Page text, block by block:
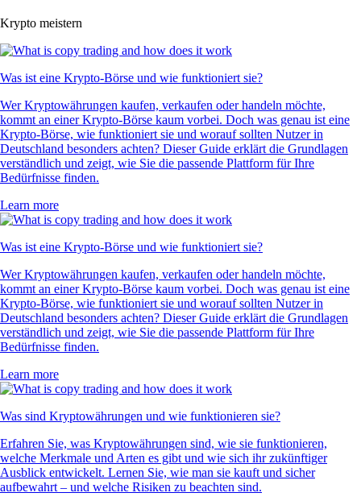
Krypto meistern
Was ist eine Krypto-Börse und wie funktioniert sie?
Wer Kryptowährungen kaufen, verkaufen oder handeln möchte,
kommt an einer Krypto-Börse kaum vorbei. Doch was genau ist eine
Krypto-Börse, wie funktioniert sie und worauf sollten Nutzer in
Deutschland besonders achten? Dieser Guide erklärt die Grundlagen
verständlich und zeigt, wie Sie die passende Plattform für Ihre
Bedürfnisse finden.
Learn more
Was ist eine Krypto-Börse und wie funktioniert sie?
Wer Kryptowährungen kaufen, verkaufen oder handeln möchte,
kommt an einer Krypto-Börse kaum vorbei. Doch was genau ist eine
Krypto-Börse, wie funktioniert sie und worauf sollten Nutzer in
Deutschland besonders achten? Dieser Guide erklärt die Grundlagen
verständlich und zeigt, wie Sie die passende Plattform für Ihre
Bedürfnisse finden.
Learn more
Was sind Kryptowährungen und wie funktionieren sie?
Erfahren Sie, was Kryptowährungen sind, wie sie funktionieren,
welche Merkmale und Arten es gibt und wie sich ihr zukünftiger
Ausblick entwickelt. Lernen Sie, wie man sie kauft und sicher
aufbewahrt – und welche Risiken zu beachten sind.